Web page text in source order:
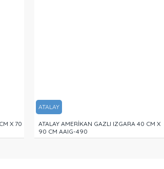
X 70
ATALAY
ATALAY AMERİKAN GAZLI IZGARA 40 CM X
90 CM AAIG-490